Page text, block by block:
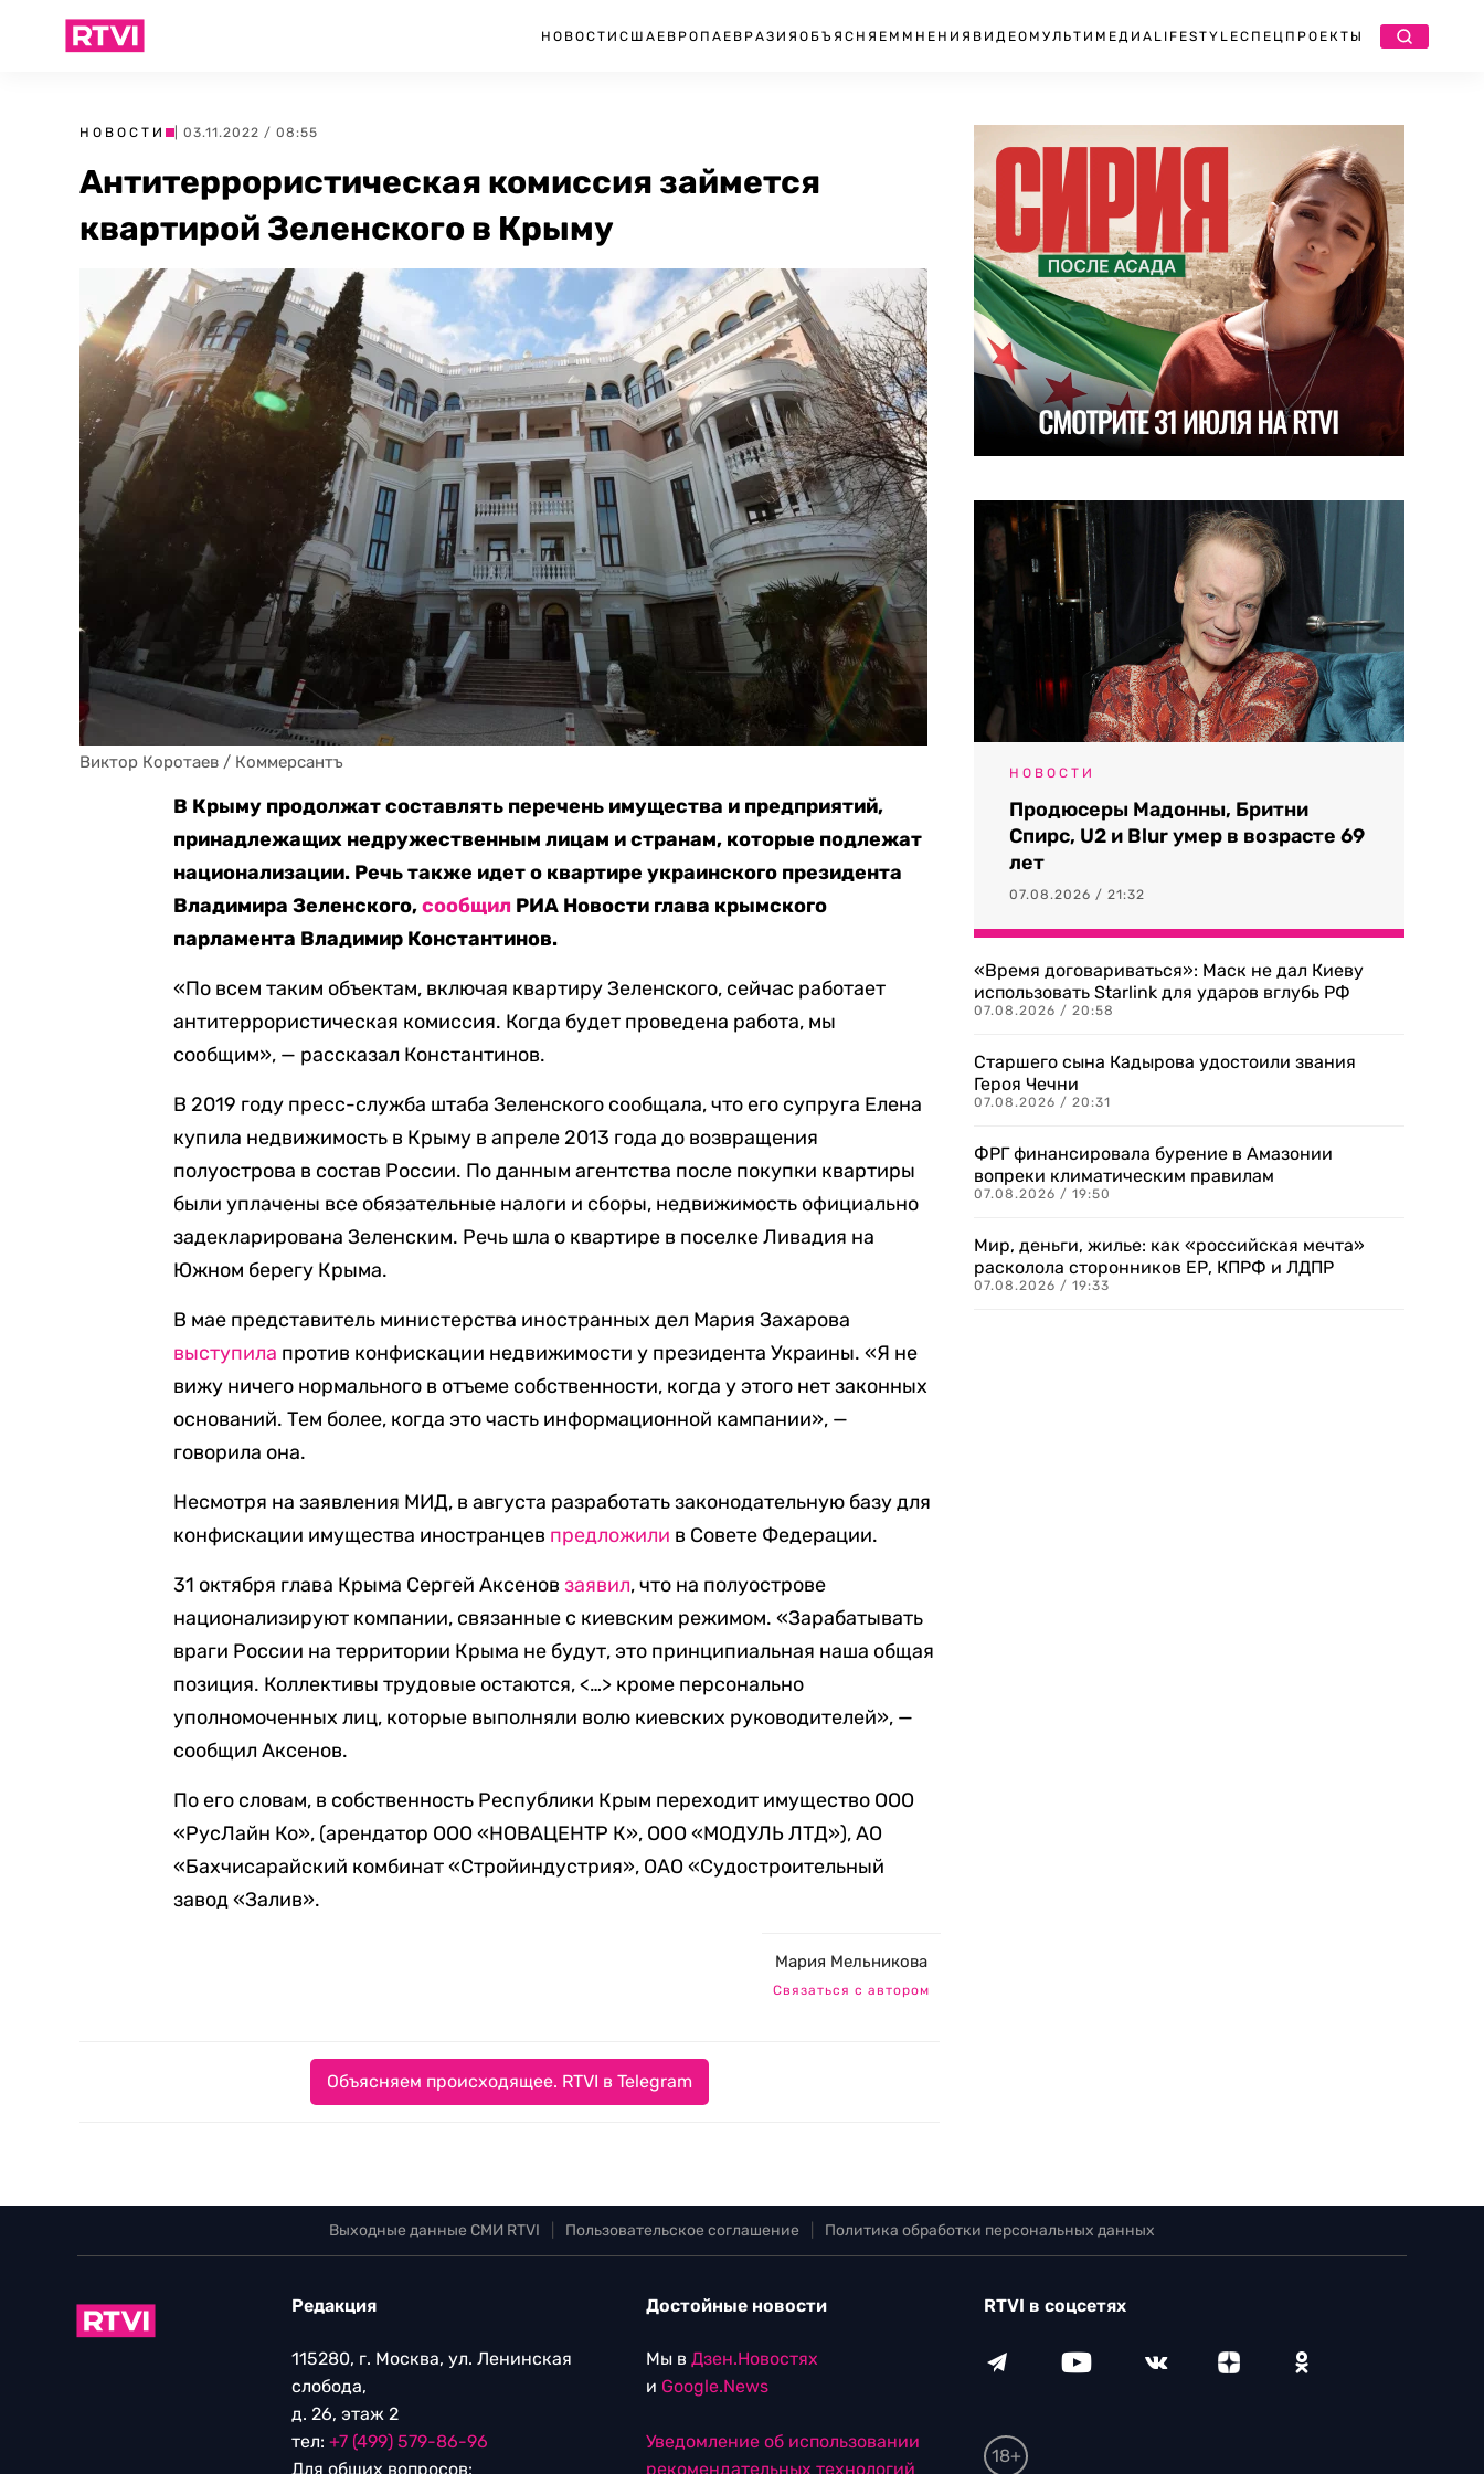
НОВОСТИ США ЕВРОПА ЕВРАЗИЯ ОБЪЯСНЯЕМ МНЕНИЯ ВИДЕО МУЛЬТИМЕДИА LIFESTYLEСПЕЦПРОЕКТЫ
НОВОСТИ | 03.11.2022 / 08:55
Антитеррористическая комиссия займется
квартирой Зеленского в Крыму
Виктор Коротаев / Коммерсантъ
В Крыму продолжат составлять перечень имущества и предприятий,
принадлежащих недружественным лицам и странам, которые подлежат
национализации. Речь также идет о квартире украинского президента
Владимира Зеленского,сообщил РИА Новости глава крымского
парламента Владимир Константинов.
«По всем таким объектам, включая квартиру Зеленского, сейчас работает
антитеррористическая комиссия. Когда будет проведена работа, мы
сообщим», — рассказал Константинов.
В 2019 году пресс-служба штаба Зеленского сообщала, что его супруга Елена
купила недвижимость в Крыму в апреле 2013 года до возвращения
полуострова в состав России. По данным агентства после покупки квартиры
были уплачены все обязательные налоги и сборы, недвижимость официально
задекларирована Зеленским. Речь шла о квартире в поселке Ливадия на
Южном берегу Крыма.
В мае представитель министерства иностранных дел Мария Захарова
выступила против конфискации недвижимости у президента Украины. «Я не
вижу ничего нормального в отъеме собственности, когда у этого нет законных
оснований. Тем более, когда это часть информационной кампании», —
говорила она.
Несмотря на заявления МИД, в августа разработать законодательную базу для
конфискации имущества иностранцев предложили в Совете Федерации.
31 октября глава Крыма Сергей Аксеновзаявил, что на полуострове
национализируют компании, связанные с киевским режимом. «Зарабатывать
враги России на территории Крыма не будут, это принципиальная наша общая
позиция. Коллективы трудовые остаются, <…> кроме персонально
уполномоченных лиц, которые выполняли волю киевских руководителей», —
сообщил Аксенов.
По его словам, в собственность Республики Крым переходит имущество ООО
«РусЛайн Ко», (арендатор ООО «НОВАЦЕНТР К», ООО «МОДУЛЬ ЛТД»), АО
«Бахчисарайский комбинат «Стройиндустрия», ОАО «Судостроительный
завод «Залив».
Мария Мельникова
Связаться с автором
Объясняем происходящее. RTVI в Telegram
НОВОСТИ
Продюсеры Мадонны, Бритни
Спирс, U2 и Blur умер в возрасте 69
лет
07.08.2026 / 21:32
«Время договариваться»: Маск не дал Киеву
использовать Starlink для ударов вглубь РФ
07.08.2026 / 20:58
Старшего сына Кадырова удостоили звания
Героя Чечни
07.08.2026 / 20:31
ФРГ финансировала бурение в Амазонии
вопреки климатическим правилам
07.08.2026 / 19:50
Мир, деньги, жилье: как «российская мечта»
расколола сторонников ЕР, КПРФ и ЛДПР
07.08.2026 / 19:33
Выходные данные СМИ RTVI Пользовательское соглашение Политика обработки персональных данных
Редакция
115280, г. Москва, ул. Ленинская
слобода,
д. 26, этаж 2
тел: +7 (499) 579-86-96
Для общих вопросов:
Достойные новости
Мы в Дзен.Новостях
и Google.News
Уведомление об использовании
рекомендательных технологий
RTVI в соцсетях
18+